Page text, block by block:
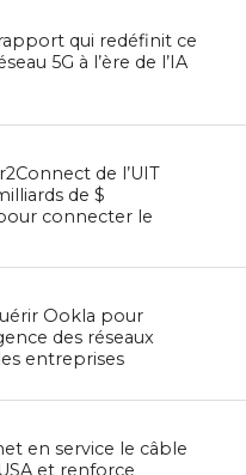
qui redéfinit ce
5G à l’ère de l’IA
de l’UIT
de $
connecter le
Ookla pour
des réseaux
entreprises
en service le câble
et renforce